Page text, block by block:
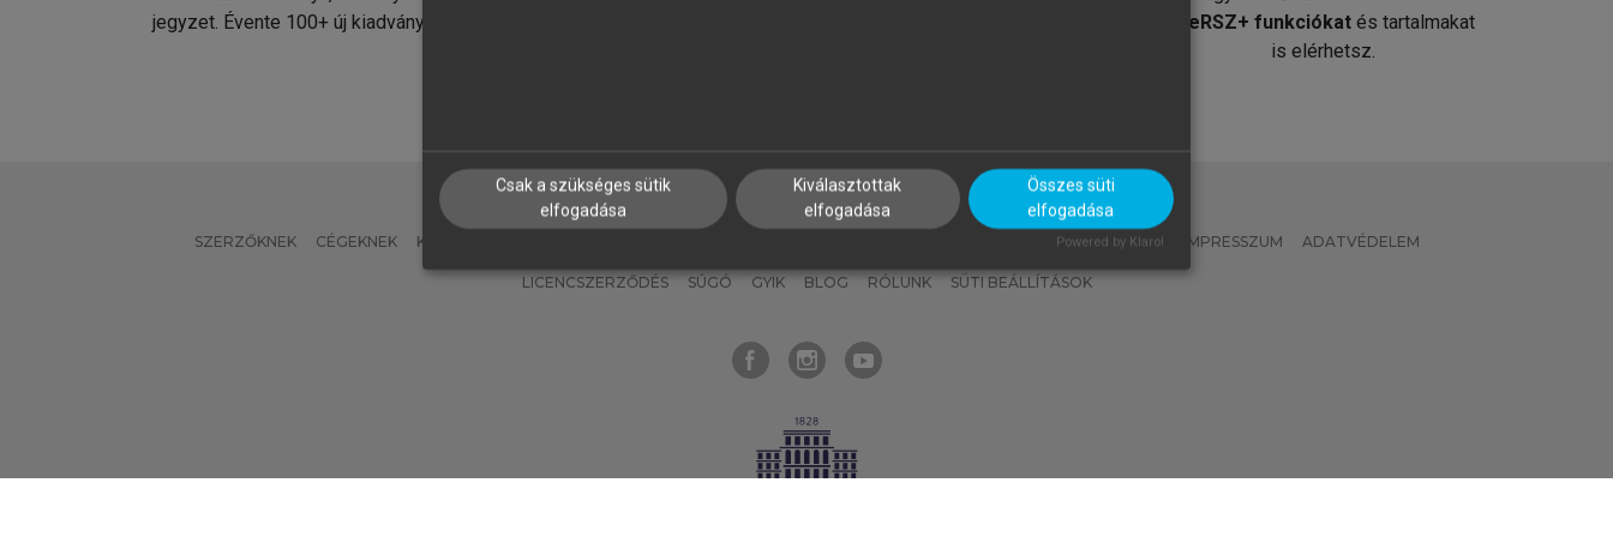
jegyzet. Évente 100+ új kiadvány.
MeRSZ+ funkciókat és tartalmakat
is elérhetsz.
SZERZŐKNEK CÉGEKNEK KÖNYVTÁROSOKNAK MI – ÁLTALÁNOS IRÁNYELVEK IMPRESSZUM ADATVÉDELEM
LICENCSZERZŐDÉS SÚGÓ GYIK BLOG RÓLUNK SÜTI BEÁLLÍTÁSOK
Csak a szükséges sütik
elfogadása
Kiválasztottak
elfogadása
Összes süti
elfogadása
Powered by Klaro!